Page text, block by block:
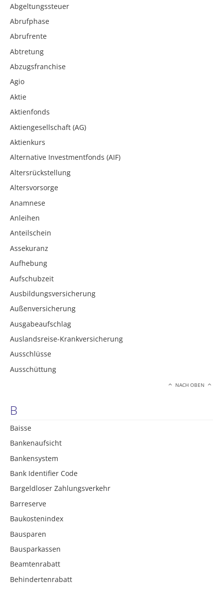
Abgeltungssteuer
Abrufphase
Abrufrente
Abtretung
Abzugsfranchise
Agio
Aktie
Aktienfonds
Aktiengesellschaft (AG)
Aktienkurs
Alternative Investmentfonds (AIF)
Altersrückstellung
Altersvorsorge
Anamnese
Anleihen
Anteilschein
Assekuranz
Aufhebung
Aufschubzeit
Ausbildungsversicherung
Außenversicherung
Ausgabeaufschlag
Auslandsreise-Krankversicherung
Ausschlüsse
Ausschüttung
NACH OBEN
B
Baisse
Bankenaufsicht
Bankensystem
Bank Identifier Code
Bargeldloser Zahlungsverkehr
Barreserve
Baukostenindex
Bausparen
Bausparkassen
Beamtenrabatt
Behindertenrabatt